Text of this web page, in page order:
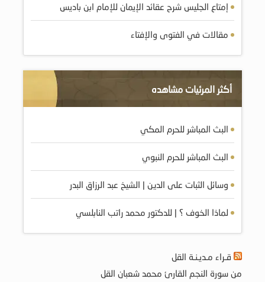
إمتاع الجليس شرح عقائد الإيمان للإمام ابن باديس
مقالات في الفتوى والإفتاء
أكثر المرئيات مشاهده
البث المباشر للحرم المكي
البث المباشر للحرم النبوي
وسائل الثبات على الدين | الشيخ عبد الرزاق البدر
لماذا الخوف ؟ | للدكتور محمد راتب النابلسي
قـراء مـديـنـة القل
من سورة النجم القارئ محمد شعبان القل